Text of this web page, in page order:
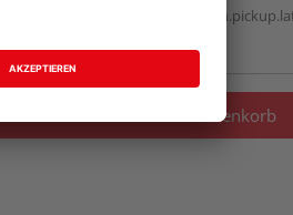
Auf Lager beianderen Händlern
In den Warenkorb